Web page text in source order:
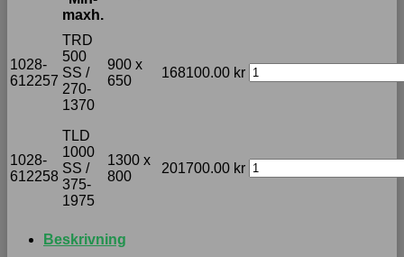
maxh.
1028-
612257
TRD
500
SS /
270-
1370
900 x
650
168100.00 kr
1028-
612258
TLD
1000
SS /
375-
1975
1300 x
800
201700.00 kr
Beskrivning